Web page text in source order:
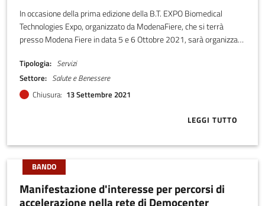
In occasione della prima edizione della B.T. EXPO Biomedical
Technologies Expo, organizzato da ModenaFiere, che si terrà
presso Modena Fiere in data 5 e 6 Ottobre 2021, sarà organizzato
Tipologia
Servizi
Settore
Salute e Benessere
Chiusura 13 Settembre 2021
LEGGI TUTTO
ABOUT
BANDO
Manifestazione d'interesse per percorsi di
accelerazione nella rete di Democenter